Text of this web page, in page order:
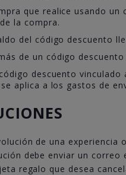
que realice usando
la compra.
del código descuento
de un código
descuento
aplica a los gastos de
de una
debe enviar un correo
regalo que desea